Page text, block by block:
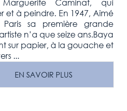
Caminat, qui
et à peindre. En 1947, Aimé
sa première grande
n’a que seize ans.Baya
sur papier, à la gouache et
...
EN SAVOIR PLUS